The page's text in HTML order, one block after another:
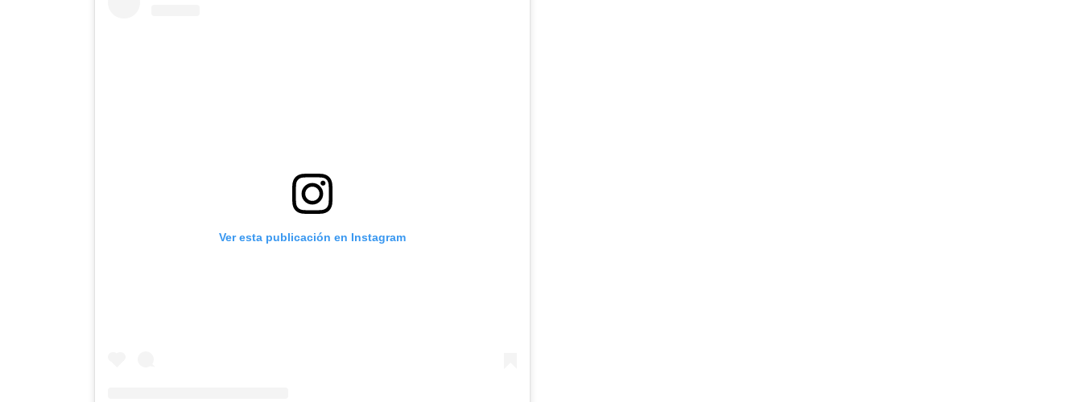
Ver esta publicación en Instagram